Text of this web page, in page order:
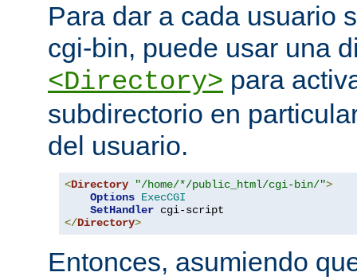
Para dar a cada usuario
cgi-bin, puede usar una
<Directory> para
subdirectorio en
del usuario.
<Directory "/home/*/public_html/cgi-bin/">
Options ExecCGI
SetHandler
</Directory>
Entonces, asumiendo